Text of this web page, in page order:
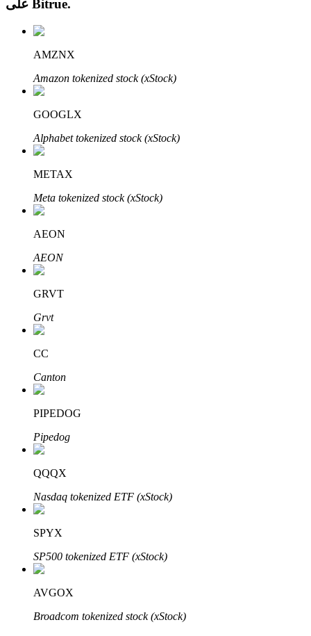
الاستثمار التلقائي
تعلم الستاكينغ
تعرف على كيفية كسب الدخل السلبي
Bitrue
شركاء بيترو
Bitrue.
AMZNX
Amazon tokenized stock (xStock)
GOOGLX
Alphabet tokenized stock (xStock)
METAX
Meta tokenized stock (xStock)
AEON
AEON
GRVT
Grvt
CC
Canton
PIPEDOG
Pipedog
QQQX
Nasdaq tokenized ETF (xStock)
SPYX
SP500 tokenized ETF (xStock)
AVGOX
Broadcom tokenized stock (xStock)